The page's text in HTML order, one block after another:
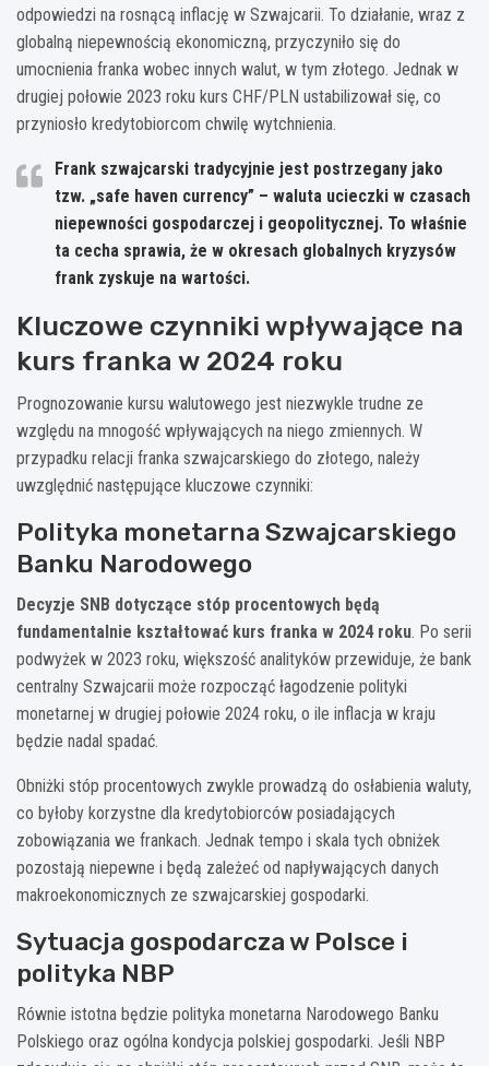
odpowiedzi na rosnącą inflację w Szwajcarii. To działanie, wraz z
globalną niepewnością ekonomiczną, przyczyniło się do
umocnienia franka wobec innych walut, w tym złotego. Jednak w
drugiej połowie 2023 roku kurs CHF/PLN ustabilizował się, co
przyniosło kredytobiorcom chwilę wytchnienia.
Frank szwajcarski tradycyjnie jest postrzegany jako
tzw. „safe haven currency” – waluta ucieczki w czasach
niepewności gospodarczej i geopolitycznej. To właśnie
ta cecha sprawia, że w okresach globalnych kryzysów
frank zyskuje na wartości.
Kluczowe czynniki wpływające na
kurs franka w 2024 roku
Prognozowanie kursu walutowego jest niezwykle trudne ze
względu na mnogość wpływających na niego zmiennych. W
przypadku relacji franka szwajcarskiego do złotego, należy
uwzględnić następujące kluczowe czynniki:
Polityka monetarna Szwajcarskiego
Banku Narodowego
Decyzje SNB dotyczące stóp procentowych będą
fundamentalnie kształtować kurs franka w 2024 roku. Po serii
podwyżek w 2023 roku, większość analityków przewiduje, że bank
centralny Szwajcarii może rozpocząć łagodzenie polityki
monetarnej w drugiej połowie 2024 roku, o ile inflacja w kraju
będzie nadal spadać.
Obniżki stóp procentowych zwykle prowadzą do osłabienia waluty,
co byłoby korzystne dla kredytobiorców posiadających
zobowiązania we frankach. Jednak tempo i skala tych obniżek
pozostają niepewne i będą zależeć od napływających danych
makroekonomicznych ze szwajcarskiej gospodarki.
Sytuacja gospodarcza w Polsce i
polityka NBP
Równie istotna będzie polityka monetarna Narodowego Banku
Polskiego oraz ogólna kondycja polskiej gospodarki. Jeśli NBP